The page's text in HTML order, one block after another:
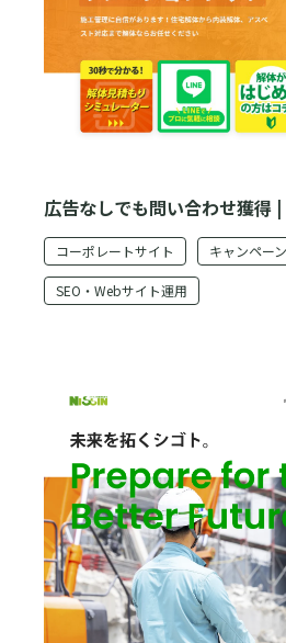
広告なしでも問い合わせ獲得 |
コーポレートサイト キャンペー
SEO・Webサイト運用